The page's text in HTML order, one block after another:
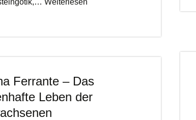
Weiterlesen
Ferrante – Das
Leben der